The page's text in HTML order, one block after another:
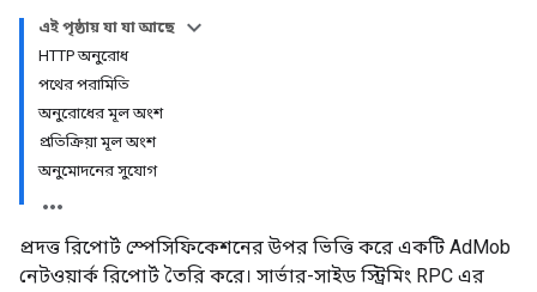
এই পৃষ্ঠায় যা যা আছে
HTTP অনুরোধ
পথের পরামিতি
অনুরোধের মূল অংশ
প্রতিক্রিয়া মূল অংশ
অনুমোদনের সুযোগ
প্রদত্ত রিপোর্ট স্পেসিফিকেশনের উপর ভিত্তি করে একটি AdMob
নেটওয়ার্ক রিপোর্ট তৈরি করে। সার্ভার-সাইড স্ট্রিমিং RPC এর